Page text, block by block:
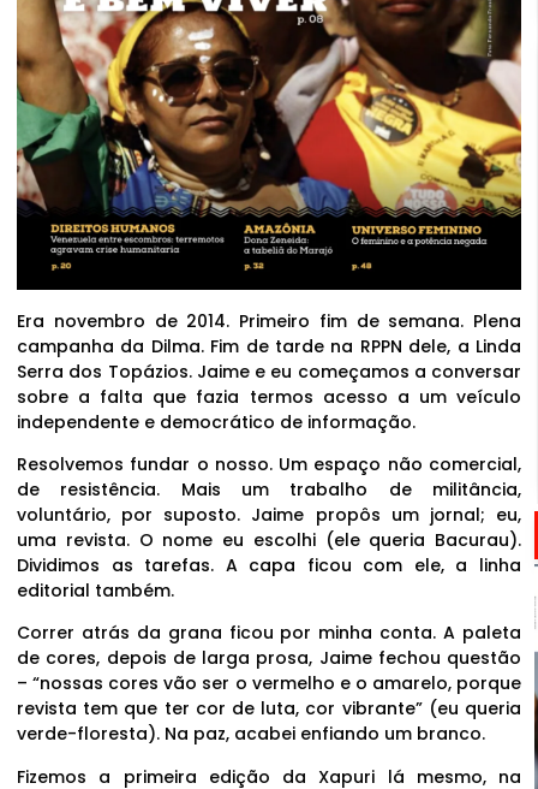
Era novembro de 2014. Primeiro fim de semana. Plena
campanha da Dilma. Fim de tarde na RPPN dele, a Linda
Serra dos Topázios. Jaime e eu começamos a conversar
sobre a falta que fazia termos acesso a um veículo
independente e democrático de informação.
Resolvemos fundar o nosso. Um espaço não comercial,
de resistência. Mais um trabalho de militância,
voluntário, por suposto. Jaime propôs um jornal; eu,
uma revista. O nome eu escolhi (ele queria Bacurau).
Dividimos as tarefas. A capa ficou com ele, a linha
editorial também.
Correr atrás da grana ficou por minha conta. A paleta
de cores, depois de larga prosa, Jaime fechou questão
– “nossas cores vão ser o vermelho e o amarelo, porque
revista tem que ter cor de luta, cor vibrante” (eu queria
verde-floresta). Na paz, acabei enfiando um branco.
Fizemos a primeira edição da Xapuri lá mesmo, na